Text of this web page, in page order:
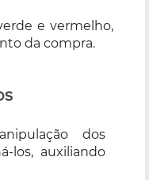
e vermelho,
da compra.
dos
los, auxiliando